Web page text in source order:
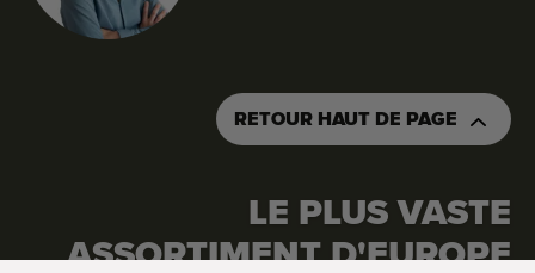
RETOUR HAUT DE PAGE
LE PLUS VASTE
ASSORTIMENT D'EUROPE